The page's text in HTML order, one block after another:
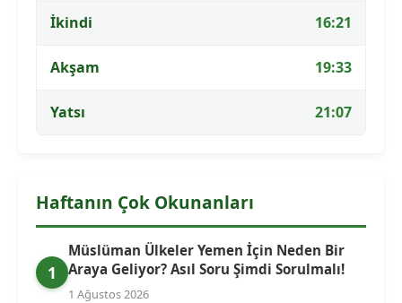
İkindi 16:21
Akşam 19:33
Yatsı 21:07
Haftanın Çok Okunanları
1
Müslüman Ülkeler Yemen İçin Neden Bir
Araya Geliyor? Asıl Soru Şimdi Sorulmalı!
1 Ağustos 2026